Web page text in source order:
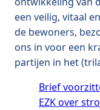
een veilig, vitaal
de bewoners,
ons in voor een
partijen in het
Brief
EZK over